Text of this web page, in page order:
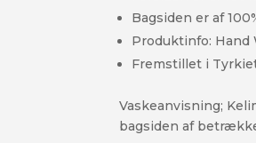
Bagsiden er af
Produktinfo:
Fremstillet i
Vaskeanvisning;
bagsiden af